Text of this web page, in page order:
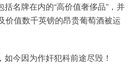
名牌在内的“高价值奢侈品”，并
价值数千英镑的昂贵葡萄酒被运
今因为作奸犯科前途尽毁！